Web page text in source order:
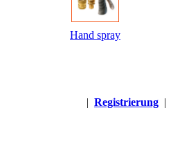
Hand spray
| Registrierung |